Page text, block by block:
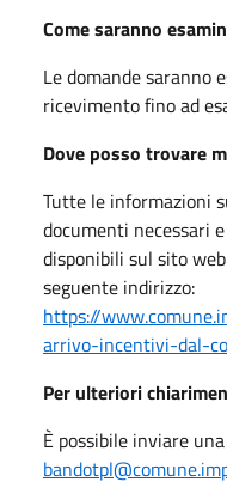
Come saranno
Le domande saranno
ricevimento fino ad
Dove posso trovare
Tutte le informazioni
documenti necessari
disponibili sul sito
seguente indirizzo:
https://
arrivo-incentivi-dal-
Per ulteriori
È possibile inviare